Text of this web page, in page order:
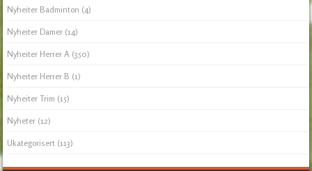
Nyheiter Badminton (4)
Nyheiter Damer (14)
Nyheiter Herrer A (350)
Nyheiter Herrer B (1)
Nyheiter Trim (15)
Nyheter (12)
Ukategorisert (113)